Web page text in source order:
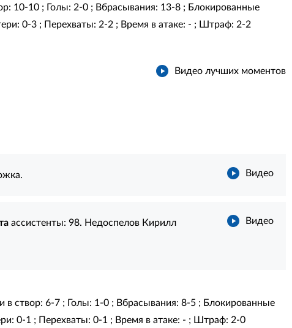
10-10 ; Голы: 2-0 ; Вбрасывания: 13-8 ; Блокированные
0-3 ; Перехваты: 2-2 ; Время в атаке: - ; Штраф: 2-2
Видео лучших моментов
Видео
Видео
ассистенты: 98. Недоспелов Кирилл
в створ: 6-7 ; Голы: 1-0 ; Вбрасывания: 8-5 ; Блокированные
0-1 ; Перехваты: 0-1 ; Время в атаке: - ; Штраф: 2-0